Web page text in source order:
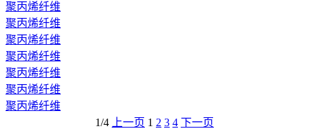
聚丙烯纤维
聚丙烯纤维
聚丙烯纤维
聚丙烯纤维
聚丙烯纤维
聚丙烯纤维
聚丙烯纤维
1/4
上一页 1 2 3 4 下一页